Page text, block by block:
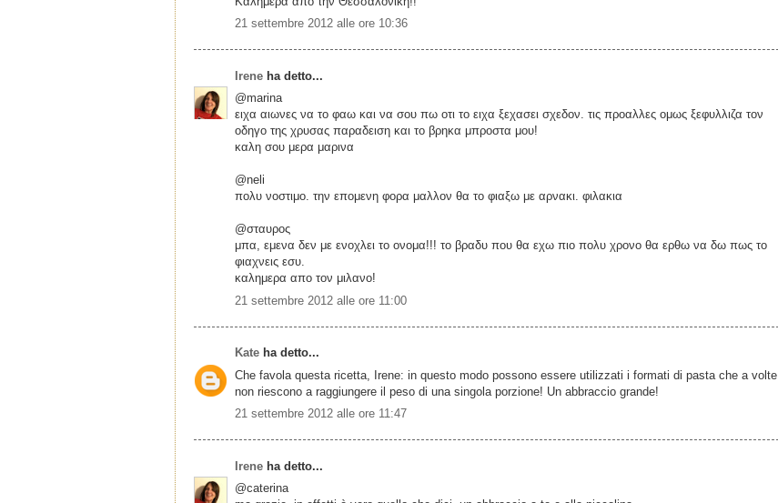
21 settembre 2012 alle ore 10:36
Irene ha detto...
@marina
ειχα αιωνες να το φαω και να σου πω οτι το ειχα ξεχασει σχεδον. τις προαλλες ομως ξεφυλλιζα τον
οδηγο της χρυσας παραδειση και το βρηκα μπροστα μου!
καλη σου μερα μαρινα
@neli
πολυ νοστιμο. την επομενη φορα μαλλον θα το φιαξω με αρνακι. φιλακια
@σταυρος
μπα, εμενα δεν με ενοχλει το ονομα!!! το βραδυ που θα εχω πιο πολυ χρονο θα ερθω να δω πως το
φιαχνεις εσυ.
καλημερα απο τον μιλανο!
21 settembre 2012 alle ore 11:00
Kate ha detto...
Che favola questa ricetta, Irene: in questo modo possono essere utilizzati i formati di pasta che a volte
non riescono a raggiungere il peso di una singola porzione! Un abbraccio grande!
21 settembre 2012 alle ore 11:47
Irene ha detto...
@caterina